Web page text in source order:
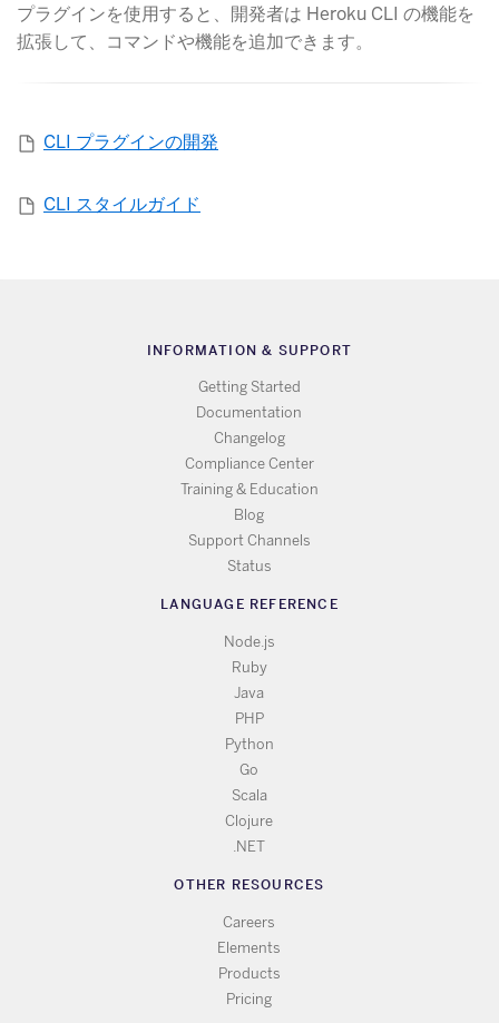
プラグインを使用すると、開発者は Heroku CLI の機能を
拡張して、コマンドや機能を追加できます。
CLI プラグインの開発
CLI スタイルガイド
INFORMATION & SUPPORT
Getting Started
Documentation
Changelog
Compliance Center
Training & Education
Blog
Support Channels
Status
LANGUAGE REFERENCE
Node.js
Ruby
Java
PHP
Python
Go
Scala
Clojure
.NET
OTHER RESOURCES
Careers
Elements
Products
Pricing